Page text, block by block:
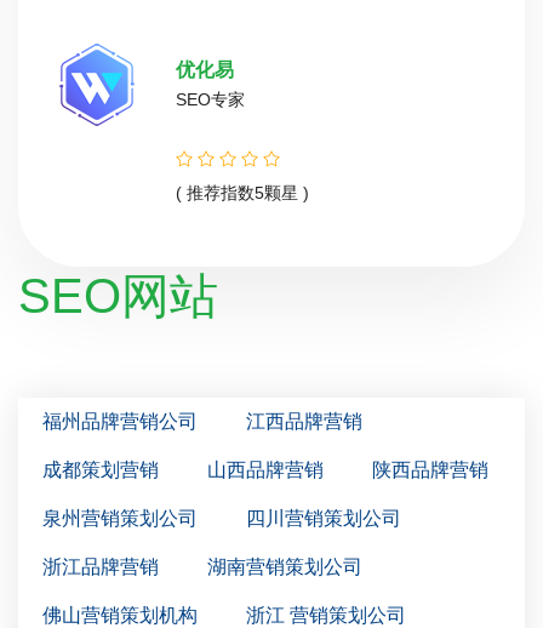
优化易
SEO专家
( 推荐指数5颗星 )
SEO网站
福州品牌营销公司 江西品牌营销
成都策划营销 山西品牌营销 陕西品牌营销
泉州营销策划公司 四川营销策划公司
浙江品牌营销 湖南营销策划公司
佛山营销策划机构 浙江 营销策划公司